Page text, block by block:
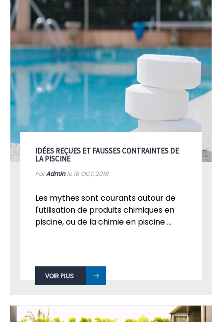
IDÉES REÇUES ET FAUSSES CONTRAINTES DE
LA PISCINE
ParAdminle 16 OCT, 2018
Les mythes sont courants autour de
l'utilisation de produits chimiques en
piscine, ou de la chimie en piscine ...
VOIR PLUS